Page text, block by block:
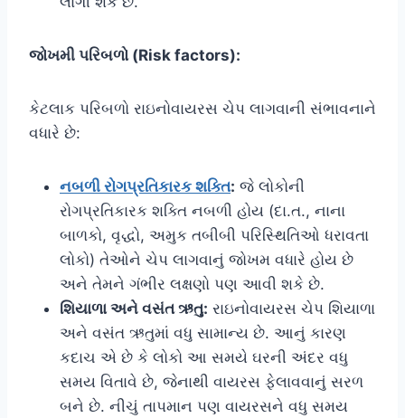
જોખમી પરિબળો (Risk factors):
કેટલાક પરિબળો રાઇનોવાયરસ ચેપ લાગવાની સંભાવનાને
વધારે છે:
નબળી રોગપ્રતિકારક શક્તિ: જે લોકોની
રોગપ્રતિકારક શક્તિ નબળી હોય (દા.ત., નાના
બાળકો, વૃદ્ધો, અમુક તબીબી પરિસ્થિતિઓ ધરાવતા
લોકો) તેઓને ચેપ લાગવાનું જોખમ વધારે હોય છે
અને તેમને ગંભીર લક્ષણો પણ આવી શકે છે.
શિયાળા અને વસંત ઋતુ: રાઇનોવાયરસ ચેપ શિયાળા
અને વસંત ઋતુમાં વધુ સામાન્ય છે. આનું કારણ
કદાચ એ છે કે લોકો આ સમયે ઘરની અંદર વધુ
સમય વિતાવે છે, જેનાથી વાયરસ ફેલાવવાનું સરળ
બને છે. નીચું તાપમાન પણ વાયરસને વધુ સમય